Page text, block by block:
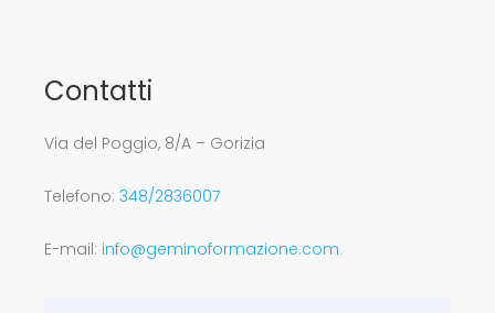
Contatti
Via del Poggio, 8/A – Gorizia
Telefono: 348/2836007
E-mail: info@geminoformazione.com